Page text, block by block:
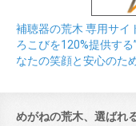
補聴器の荒木 専用サイ
ろこびを120%提供す
なたの笑顔と安心のた
めがねの荒木、選ばれ